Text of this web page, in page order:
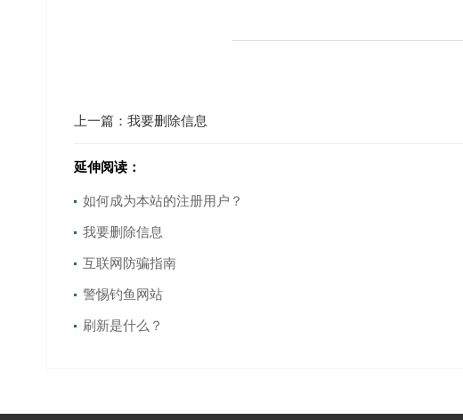
上一篇： 我要删除信息
延伸阅读：
如何成为本站的注册用户？
我要删除信息
互联网防骗指南
警惕钓鱼网站
刷新是什么？